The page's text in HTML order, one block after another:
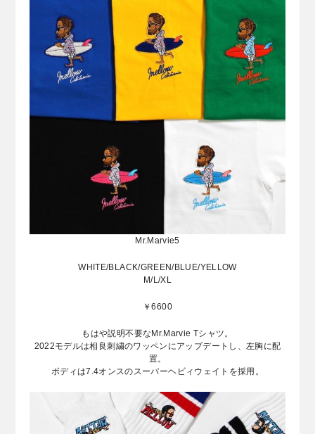
Mr.Marvie5
WHITE/BLACK/GREEN/BLUE/YELLOW
M/L/XL
￥6600
もはや説明不要なMr.Marvie Tシャツ。
2022モデルは相良刺繍のワッペンにアップデートし、左胸に配
置。
ボディは7.4オンスのスーパーヘビィウェイトを採用。